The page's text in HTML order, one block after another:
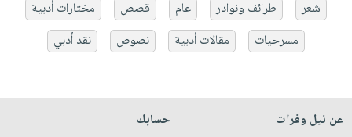
شعر
طرائف ونوادر عام قصص
مختارات أدبية
مسرحيات
مقالات أدبية نصوص نقد أدبي
عن نيل وفرات
حسابك